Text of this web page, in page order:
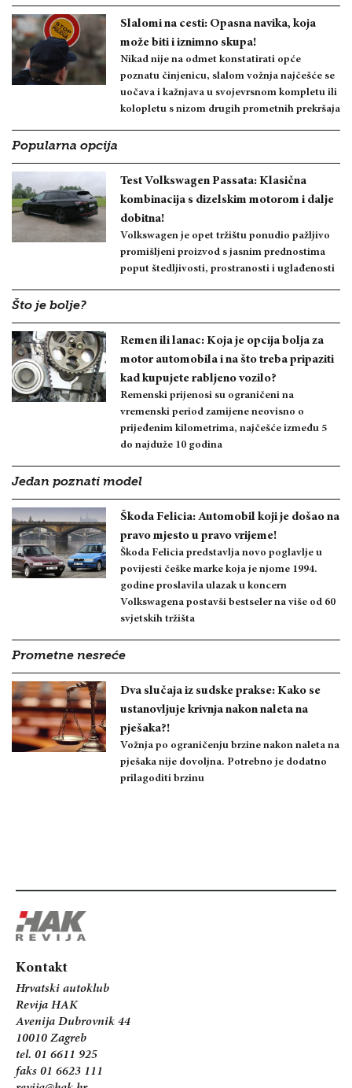
Slalomi na cesti: Opasna navika, koja
može biti i iznimno skupa!
Nikad nije na odmet konstatirati opće
poznatu činjenicu, slalom vožnja najčešće se
uočava i kažnjava u svojevrsnom kompletu ili
kolopletu s nizom drugih prometnih prekršaja
Popularna opcija
Test Volkswagen Passata: Klasična
kombinacija s dizelskim motorom i dalje
dobitna!
Volkswagen je opet tržištu ponudio pažljivo
promišljeni proizvod s jasnim prednostima
poput štedljivosti, prostranosti i uglađenosti
Što je bolje?
Remen ili lanac: Koja je opcija bolja za
motor automobila i na što treba pripaziti
kad kupujete rabljeno vozilo?
Remenski prijenosi su ograničeni na
vremenski period zamijene neovisno o
prijeđenim kilometrima, najčešće između 5
do najduže 10 godina
Jedan poznati model
Škoda Felicia: Automobil koji je došao na
pravo mjesto u pravo vrijeme!
Škoda Felicia predstavlja novo poglavlje u
povijesti češke marke koja je njome 1994.
godine proslavila ulazak u koncern
Volkswagena postavši bestseler na više od 60
svjetskih tržišta
Prometne nesreće
Dva slučaja iz sudske prakse: Kako se
ustanovljuje krivnja nakon naleta na
pješaka?!
Vožnja po ograničenju brzine nakon naleta na
pješaka nije dovoljna. Potrebno je dodatno
prilagoditi brzinu
Kontakt
Hrvatski autoklub
Revija HAK
Avenija Dubrovnik 44
10010 Zagreb
tel. 01 6611 925
faks 01 6623 111